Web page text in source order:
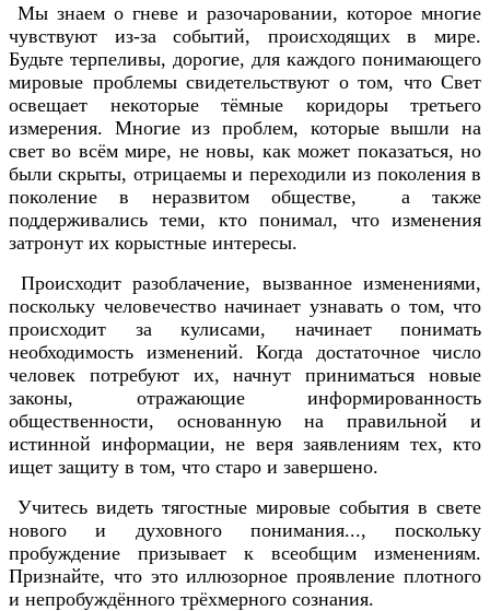
Мы знаем о гневе и разочаровании, которое многие
чувствуют из-за событий, происходящих в мире.
Будьте терпеливы, дорогие, для каждого понимающего
мировые проблемы свидетельствуют о том, что Свет
освещает некоторые тёмные коридоры третьего
измерения. Многие из проблем, которые вышли на
свет во всём мире, не новы, как может показаться, но
были скрыты, отрицаемы и переходили из поколения в
поколение в неразвитом обществе, а также
поддерживались теми, кто понимал, что изменения
затронут их корыстные интересы.
Происходит разоблачение, вызванное изменениями,
поскольку человечество начинает узнавать о том, что
происходит за кулисами, начинает понимать
необходимость изменений. Когда достаточное число
человек потребуют их, начнут приниматься новые
законы, отражающие информированность
общественности, основанную на правильной и
истинной информации, не веря заявлениям тех, кто
ищет защиту в том, что старо и завершено.
Учитесь видеть тягостные мировые события в свете
нового и духовного понимания..., поскольку
пробуждение призывает к всеобщим изменениям.
Признайте, что это иллюзорное проявление плотного
и непробуждённого трёхмерного сознания.